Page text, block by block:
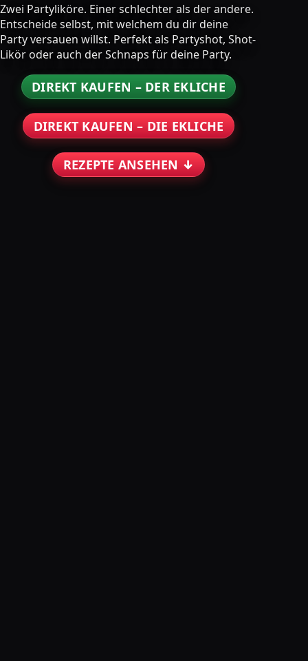
Zwei Partyliköre. Einer schlechter als der andere.
Entscheide selbst, mit welchem du dir deine
Party versauen willst. Perfekt als Partyshot, Shot-
Likör oder auch der Schnaps für deine Party.
DIREKT KAUFEN – DER EKLICHE
DIREKT KAUFEN – DIE EKLICHE
REZEPTE ANSEHEN ↓